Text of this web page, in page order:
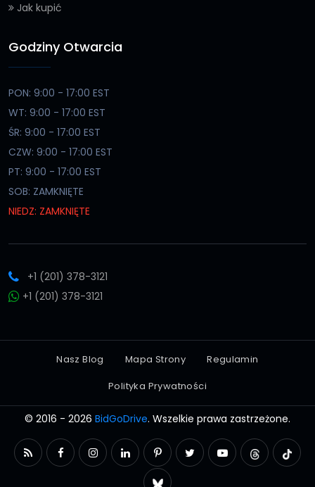
Jak kupić
Godziny Otwarcia
PON: 9:00 - 17:00 EST
WT: 9:00 - 17:00 EST
ŚR: 9:00 - 17:00 EST
CZW: 9:00 - 17:00 EST
PT: 9:00 - 17:00 EST
SOB: ZAMKNIĘTE
NIEDZ: ZAMKNIĘTE
+1 (201) 378-3121
+1 (201) 378-3121
Nasz Blog Mapa Strony
Regulamin
Polityka Prywatności
© 2016 - 2026 BidGoDrive. Wszelkie prawa zastrzeżone.